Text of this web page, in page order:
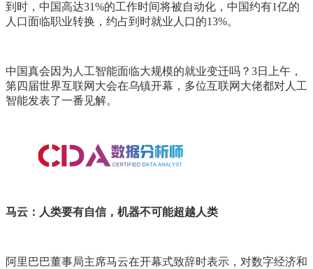
到时，中国高达31%的工作时间将被自动化，中国约有1亿的
人口面临职业转换，约占到时就业人口的13%。
中国真会因为人工智能面临大规模的就业变迁吗？3日上午，
第四届世界互联网大会在乌镇开幕，多位互联网大佬都对人工
智能发表了一番见解。
马云：人类要有自信，机器不可能超越人类
阿里巴巴董事局主席马云在开幕式致辞时表示，对数字经济和